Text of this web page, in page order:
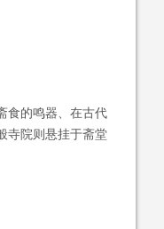
的鸣器、在古代
寺院则悬挂于斋堂